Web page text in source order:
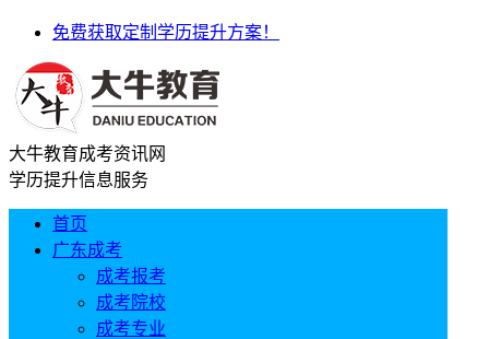
免费获取定制学历提升方案！
大牛教育成考资讯网
学历提升信息服务
首页
广东成考
成考报考
成考院校
成考专业